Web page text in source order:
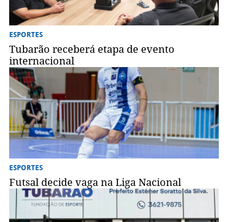
ESPORTES
Tubarão receberá etapa de evento
internacional
ESPORTES
Futsal decide vaga na Liga Nacional